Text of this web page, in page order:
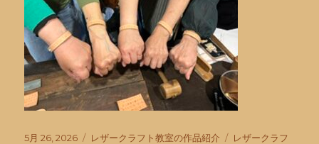
投
5月 26, 2026
カ
レザークラフト教室の作品紹介
タ
レザークラフ